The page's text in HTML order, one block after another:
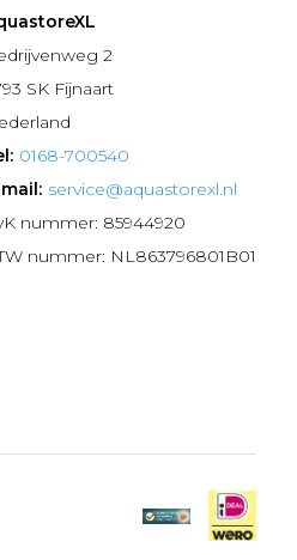
2
SK Fijnaart
0168-700540
service@aquastorexl.nl
nummer: 85944920
nummer: NL863796801B01